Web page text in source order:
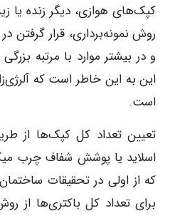
کپک‌های هوازی، دیگر زنده یا
روش نمونه‌برداری، قرار گرفتن
و در بیشتر موارد با مرتبه
این به این خاطر است که
است.
تعیین تعداد کل کپک‌ها از
اسلاید یا پوشش شفاف چرب
که از اولی در تحقیقات
برای تعداد کل باکتری‌ها از